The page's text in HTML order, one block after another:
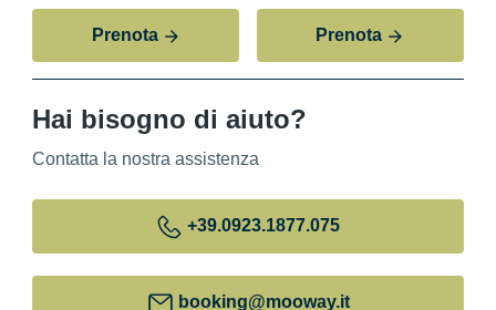
Prenota Prenota
Hai bisogno di aiuto?
Contatta la nostra assistenza
+39.0923.1877.075
booking@mooway.it